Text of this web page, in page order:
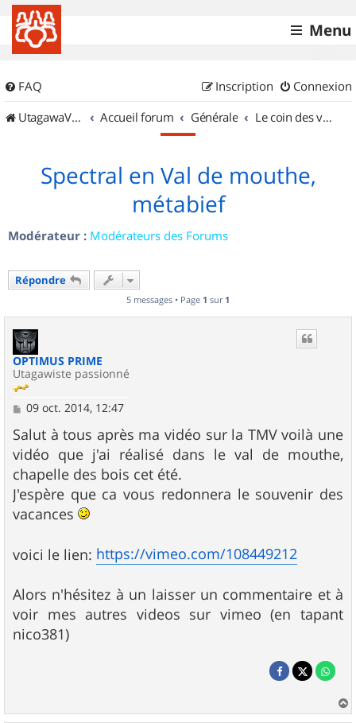
Menu
FAQ Connexion
Inscription
UtagawaVTT (Randos VTT et VTTAE avec traces GPS)
Accueil forum Générale Le coin des vidéastes
Spectral en Val de mouthe,
métabief
Modérateur : Modérateurs des Forums
Répondre
5 messages • Page 1 sur 1
OPTIMUS PRIME
Utagawiste passionné
M
s
s
a
g
e
09 oct. 2014, 12:47
Salut à tous après ma vidéo sur la TMV voilà une
vidéo que j'ai réalisé dans le val de mouthe,
chapelle des bois cet été.
J'espère que ca vous redonnera le souvenir des
vacances
voici le lien: https://vimeo.com/108449212
Alors n'hésitez à un laisser un commentaire et à
voir mes autres videos sur vimeo (en tapant
nico381)
a